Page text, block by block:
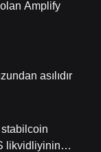
Amplify
asılıdır
likvidliyinin